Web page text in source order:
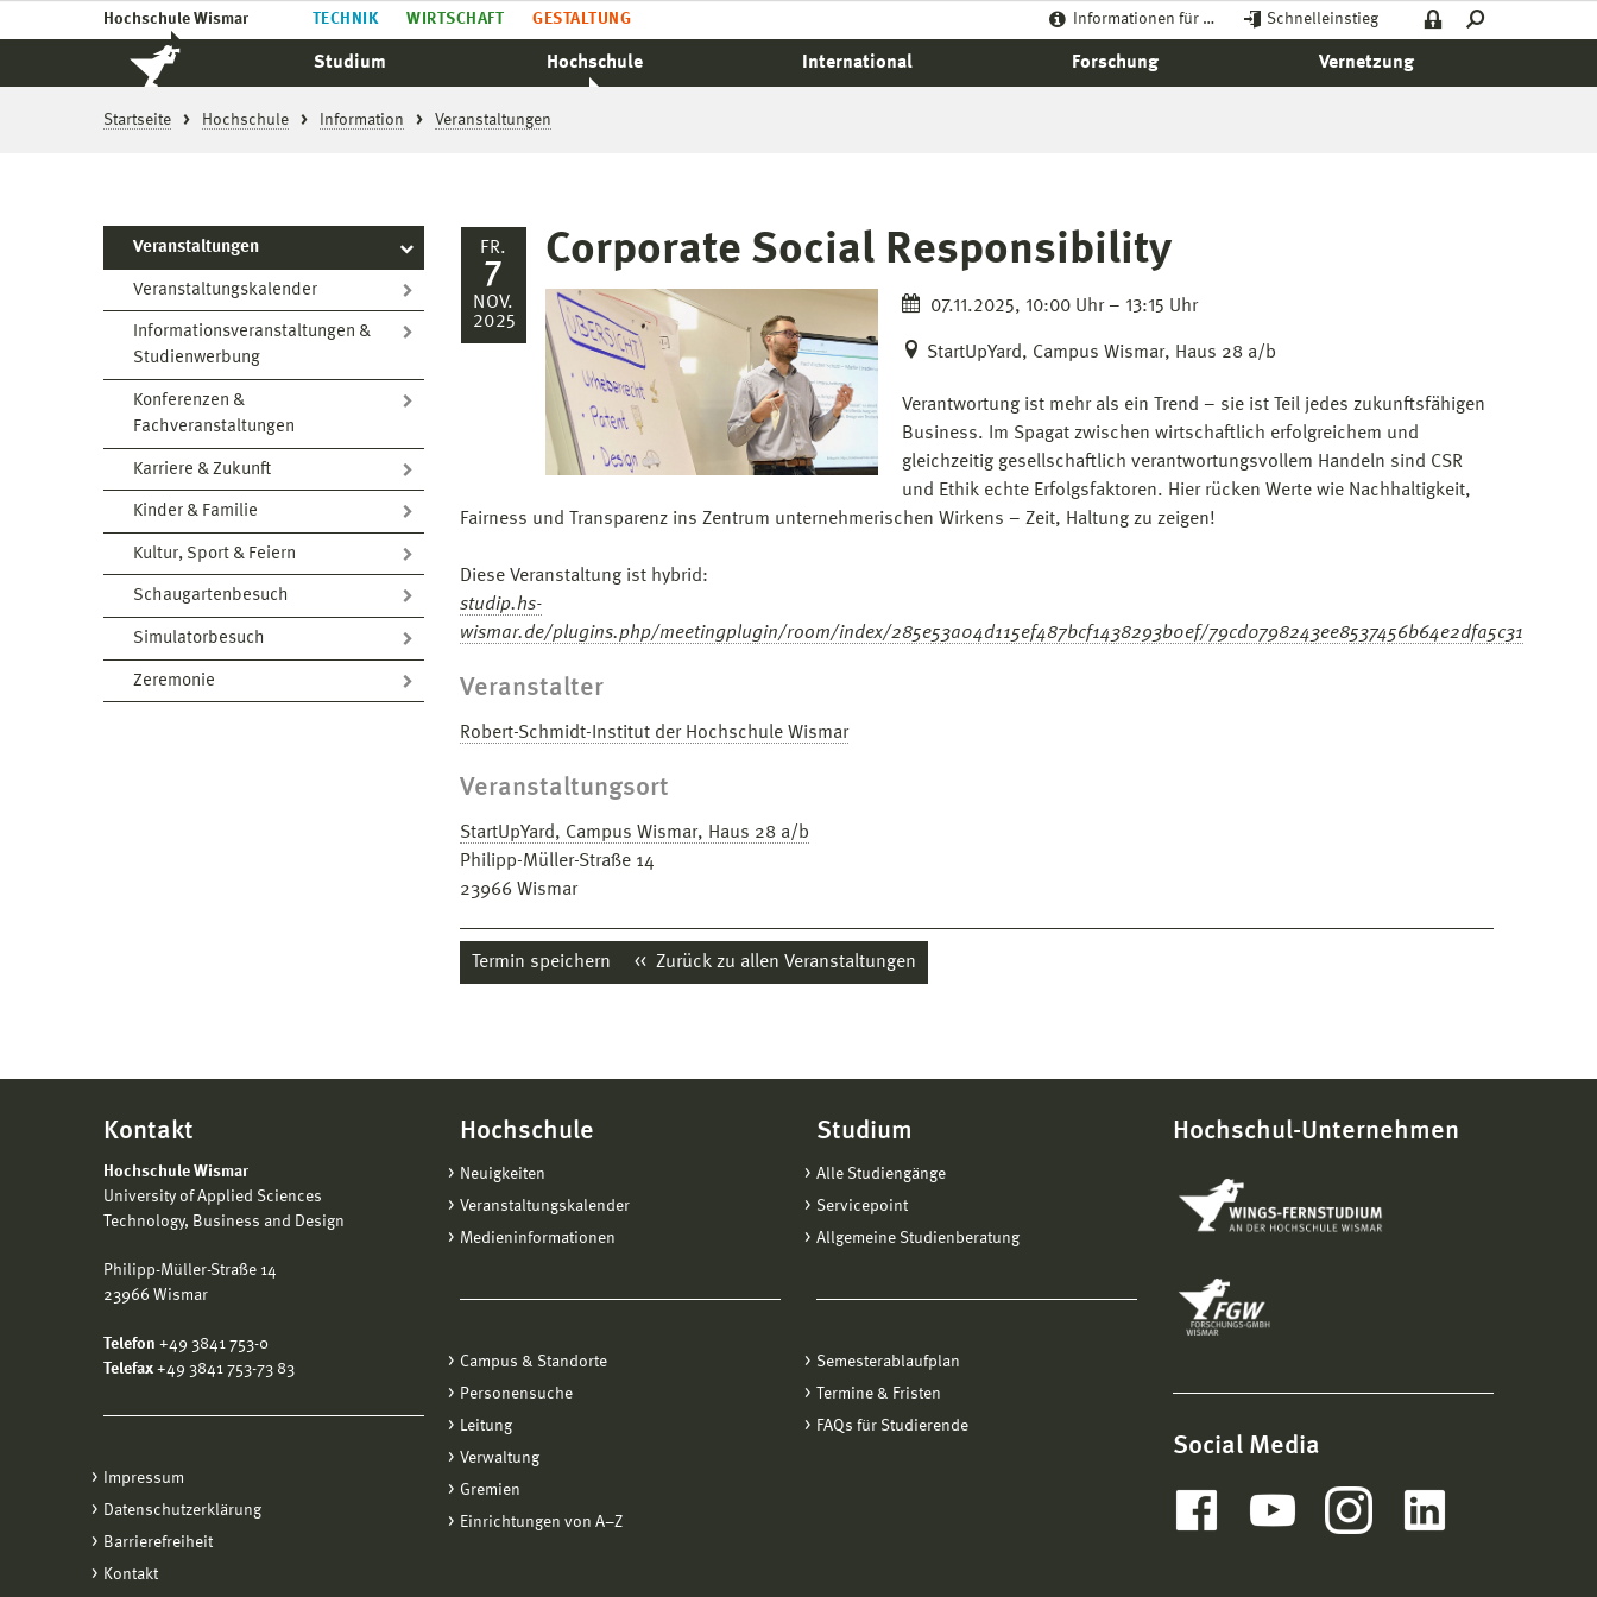
Hochschule Wismar TECHNIK WIRTSCHAFT GESTALTUNG Informationen für … Schnelleinstieg
Studium Hochschule International Forschung Vernetzung
Startseite Hochschule Information Veranstaltungen
Veranstaltungen
Veranstaltungskalender
Informationsveranstaltungen &
Studienwerbung
Konferenzen &
Fachveranstaltungen
Karriere & Zukunft
Kinder & Familie
Kultur, Sport & Feiern
Schaugartenbesuch
Simulatorbesuch
Zeremonie
FR.
7
NOV.
2025
Corporate Social Responsibility
07.11.2025, 10:00 Uhr – 13:15 Uhr
StartUpYard, Campus Wismar, Haus 28 a/b
Verantwortung ist mehr als ein Trend – sie ist Teil jedes zukunftsfähigen
Business. Im Spagat zwischen wirtschaftlich erfolgreichem und
gleichzeitig gesellschaftlich verantwortungsvollem Handeln sind CSR
und Ethik echte Erfolgsfaktoren. Hier rücken Werte wie Nachhaltigkeit,
Fairness und Transparenz ins Zentrum unternehmerischen Wirkens – Zeit, Haltung zu zeigen!
Diese Veranstaltung ist hybrid:
studip.hs-
wismar.de/plugins.php/meetingplugin/room/index/285e53a04d115ef487bcf1438293b0ef/79cd0798243ee8537456b64e2dfa5c31
Veranstalter
Robert-Schmidt-Institut der Hochschule Wismar
Veranstaltungsort
StartUpYard, Campus Wismar, Haus 28 a/b
Philipp-Müller-Straße 14
23966 Wismar
Termin speichern Zurück zu allen Veranstaltungen
Kontakt
Hochschule Wismar
University of Applied Sciences
Technology, Business and Design
Philipp-Müller-Straße 14
23966 Wismar
Telefon +49 3841 753-0
Telefax +49 3841 753-73 83
Impressum
Datenschutzerklärung
Barrierefreiheit
Kontakt
Hochschule
Neuigkeiten
Veranstaltungskalender
Medieninformationen
Campus & Standorte
Personensuche
Leitung
Verwaltung
Gremien
Einrichtungen von A−Z
Studium
Alle Studiengänge
Servicepoint
Allgemeine Studienberatung
Semesterablaufplan
Termine & Fristen
FAQs für Studierende
Hochschul-Unternehmen
Social Media